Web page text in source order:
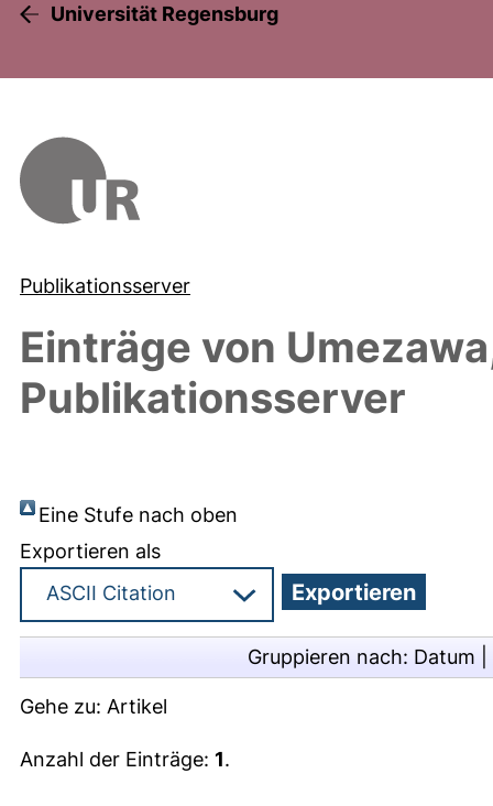
Universität Regensburg
Publikationsserver
Einträge von
Publikationsserver
Eine Stufe nach oben
Exportieren als
Gruppieren nach: Datum
Gehe zu: Artikel
Anzahl der Einträge: 1.